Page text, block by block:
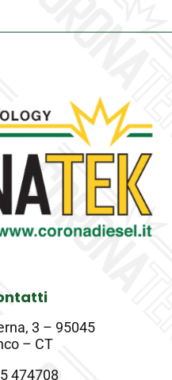
3 – 95045
– CT
474708